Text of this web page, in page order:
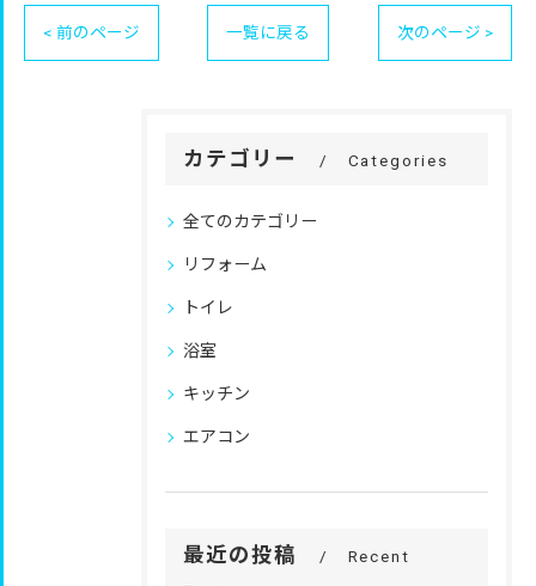
< 前のページ 一覧に戻る 次のページ >
カテゴリー Categories
全てのカテゴリー
リフォーム
トイレ
浴室
キッチン
エアコン
最近の投稿
Recent